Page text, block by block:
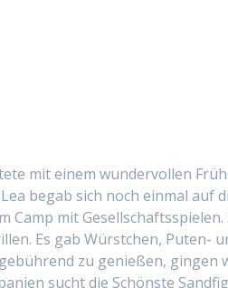
mit einem wun­der­vollen
begab sich noch ein­mal
Camp mit
Es gab Würstchen, Puten-
zu genießen, gin­gen
sucht die Schön­ste